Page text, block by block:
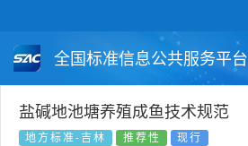
全国标准信息公共服务平台
国家标准 行业标准
盐碱地池塘养殖成鱼技术规范
地方标准-吉林 推荐性 现行